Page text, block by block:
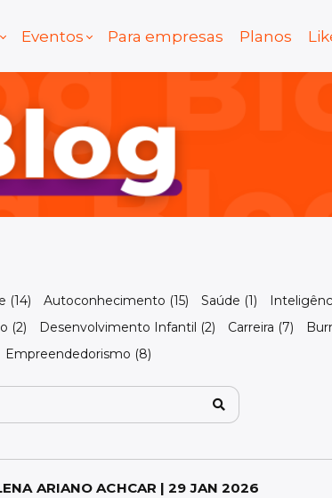
Eventos Para empresas Planos
(14) Autoconhecimento (15) Saúde (1)
(2) Desenvolvimento Infantil (2) Carreira (7)
Empreendedorismo (8)
ARIANO ACHCAR | 29 JAN 2026